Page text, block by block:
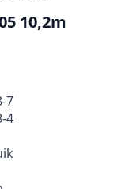
10,2m
7
4